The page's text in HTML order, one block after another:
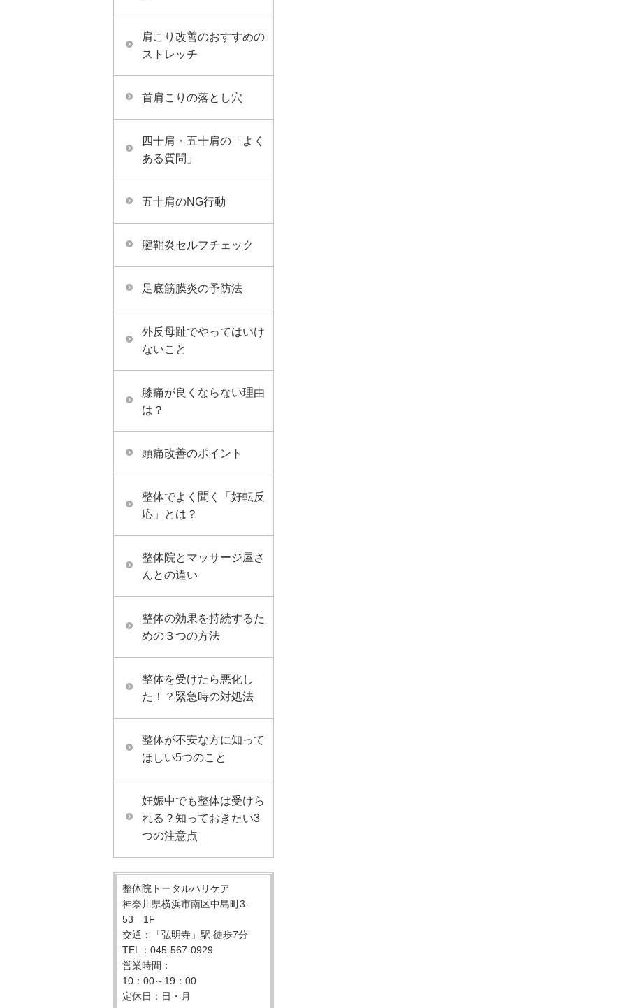
肩こり改善のおすすめの
ストレッチ
首肩こりの落とし穴
四十肩・五十肩の「よく
ある質問」
五十肩のNG行動
腱鞘炎セルフチェック
足底筋膜炎の予防法
外反母趾でやってはいけ
ないこと
膝痛が良くならない理由
は？
頭痛改善のポイント
整体でよく聞く「好転反
応」とは？
整体院とマッサージ屋さ
んとの違い
整体の効果を持続するた
めの３つの方法
整体を受けたら悪化し
た！？緊急時の対処法
整体が不安な方に知って
ほしい5つのこと
妊娠中でも整体は受けら
れる？知っておきたい3
つの注意点
整体院トータルハリケア
神奈川県横浜市南区中島町3-
53 1F
交通：「弘明寺」駅 徒歩7分
TEL：045-567-0929
営業時間：
10：00～19：00
定休日：日・月